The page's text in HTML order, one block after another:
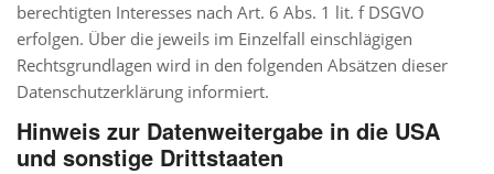
berechtigten Interesses nach Art. 6 Abs. 1 lit. f DSGVO
erfolgen. Über die jeweils im Einzelfall einschlägigen
Rechtsgrundlagen wird in den folgenden Absätzen dieser
Datenschutzerklärung informiert.
Hinweis zur Datenweitergabe in die USA
und sonstige Drittstaaten